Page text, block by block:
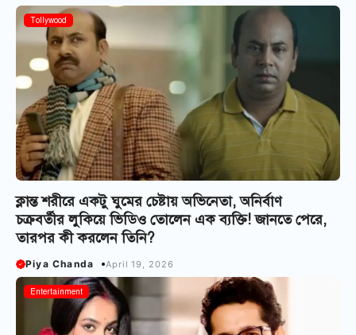
Tollywood
ক্লান্ত শরীরে একটু ঘুমের চেষ্টায় অভিনেতা, অনির্বাণ
চক্রবর্তীর লুকিয়ে ভিডিও তোলেন এক ব্যক্তি! জানতে পেরে,
তারপর কী করলেন তিনি?
Piya Chanda April 19, 2026
Entertainment